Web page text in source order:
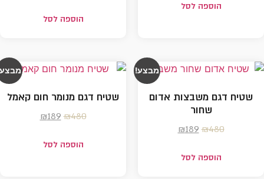
הוספה לסל
הוספה לסל
מבצע!
שטיח דגם משבצות אדום
שחור
₪480
₪189
הוספה לסל
מבצע!
שטיח דגם מנומר חום קאמל
₪480
₪189
הוספה לסל